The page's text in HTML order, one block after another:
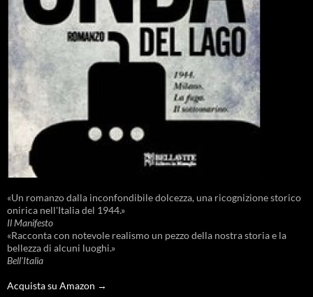
«Un romanzo dalla inconfondibile dolcezza, una ricognizione storico
onirica nell'Italia del 1944.»
Il Manifesto
«Racconta con notevole realismo un pezzo della nostra storia e la
bellezza di alcuni luoghi.»
Bell'Italia
Acquista su Amazon →